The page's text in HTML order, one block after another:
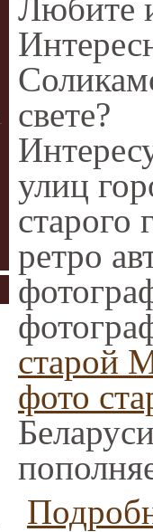
Любите
свете?
улиц
старого
ретро
старой
фото